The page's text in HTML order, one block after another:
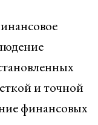
и точной
финансовых